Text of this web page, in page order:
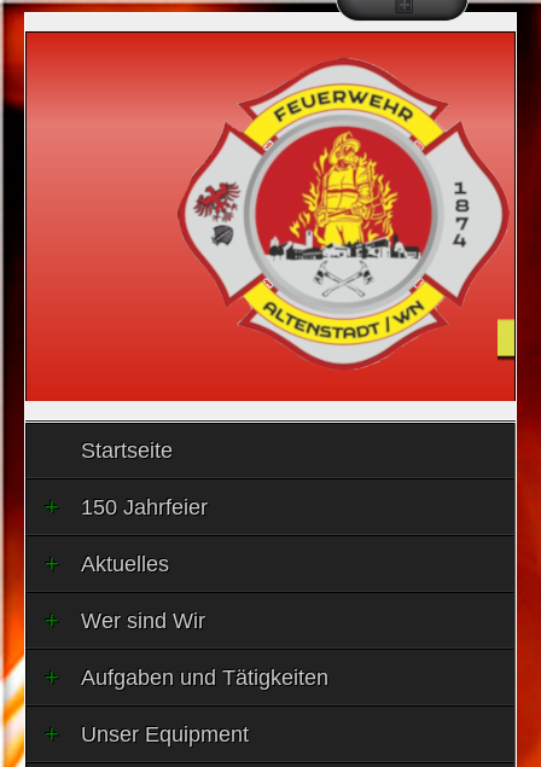
Startseite
150 Jahrfeier
Aktuelles
Wer sind Wir
Aufgaben und Tätigkeiten
Unser Equipment